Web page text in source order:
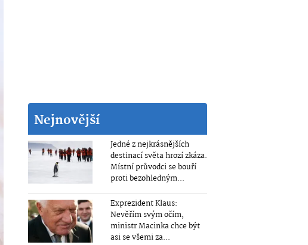
Nejnovější
Jedné z nejkrásnějších
destinací světa hrozí zkáza.
Místní průvodci se bouří
proti bezohledným...
Exprezident Klaus:
Nevěřím svým očím,
ministr Macinka chce být
asi se všemi za...